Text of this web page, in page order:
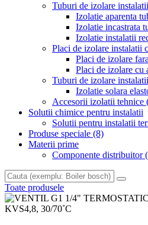
Tuburi de izolare
Izolatie aparenta
Izolatie incastrata
Izolatie instalatii
Placi de izolare instalatii
Placi de izolare
Placi de izolare cu
Tuburi de izolare
Izolatie solara
Accesorii izolatii tehnice
Solutii chimice pentru instalatii
Solutii pentru instalatii
Produse speciale (8)
Materii prime
Componente distribuitor
Toate produsele